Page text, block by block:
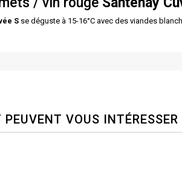
S se déguste à 15-16°C avec des viandes
VOUS INTÉRESSER